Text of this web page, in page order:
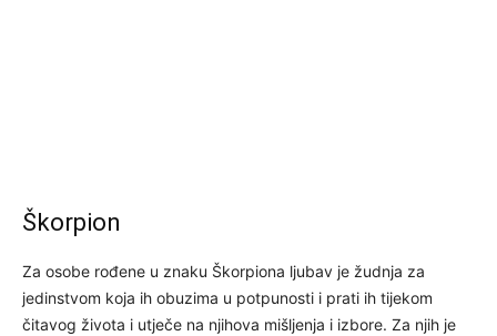
Škorpion
Za osobe rođene u znaku Škorpiona ljubav je žudnja za
jedinstvom koja ih obuzima u potpunosti i prati ih tijekom
čitavog života i utječe na njihova mišljenja i izbore. Za njih je